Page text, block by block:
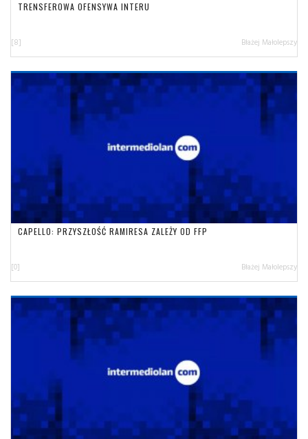
TRENSFEROWA OFENSYWA INTERU
[8] Błażej Małolepszy
CAPELLO: PRZYSZŁOŚĆ RAMIRESA ZALEŻY OD FFP
[0] Błażej Małolepszy